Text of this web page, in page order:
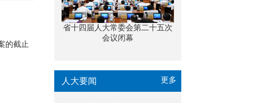
的截止
省十四届人大常委会第二十五次
会议闭幕
人大要闻 更多